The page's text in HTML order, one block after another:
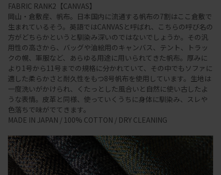
FABRIC RANK2【CANVAS】
岡山・倉敷産、帆布。日本国内に流通する帆布の7割はここ倉敷で
生まれているそう。英語ではCANVASと呼ばれ、こちらの呼び名の
方がどちらかというと馴染み深いのではないでしょうか。その汎
用性の高さから、バッグや油絵用のキャンバス、テント、トラッ
クの幌、軍服など、あらゆる用途に用いられてきた帆布。厚みに
より1号から11号までの規格に分かれていて、その中でもソファに
適した柔らかさと耐久性をもつ8号帆布を使用しています。生地は
一度洗いがかけられ、くたっとした風合いと自然に使い古したよ
うな表情。皮革と同様、使っていくうちに身体に馴染み、スレや
色落ちで味がでてきます。
MADE IN JAPAN / 100% COTTON / DRY CLEANING